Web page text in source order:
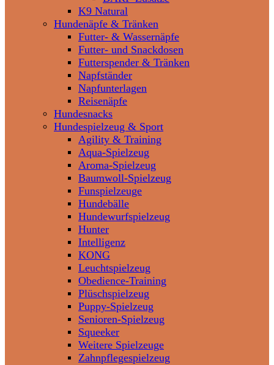
K9 Natural
Hundenäpfe & Tränken
Futter- & Wassernäpfe
Futter- und Snackdosen
Futterspender & Tränken
Napfständer
Napfunterlagen
Reisenäpfe
Hundesnacks
Hundespielzeug & Sport
Agility & Training
Aqua-Spielzeug
Aroma-Spielzeug
Baumwoll-Spielzeug
Funspielzeuge
Hundebälle
Hundewurfspielzeug
Hunter
Intelligenz
KONG
Leuchtspielzeug
Obedience-Training
Plüschspielzeug
Puppy-Spielzeug
Senioren-Spielzeug
Squeeker
Weitere Spielzeuge
Zahnpflegespielzeug